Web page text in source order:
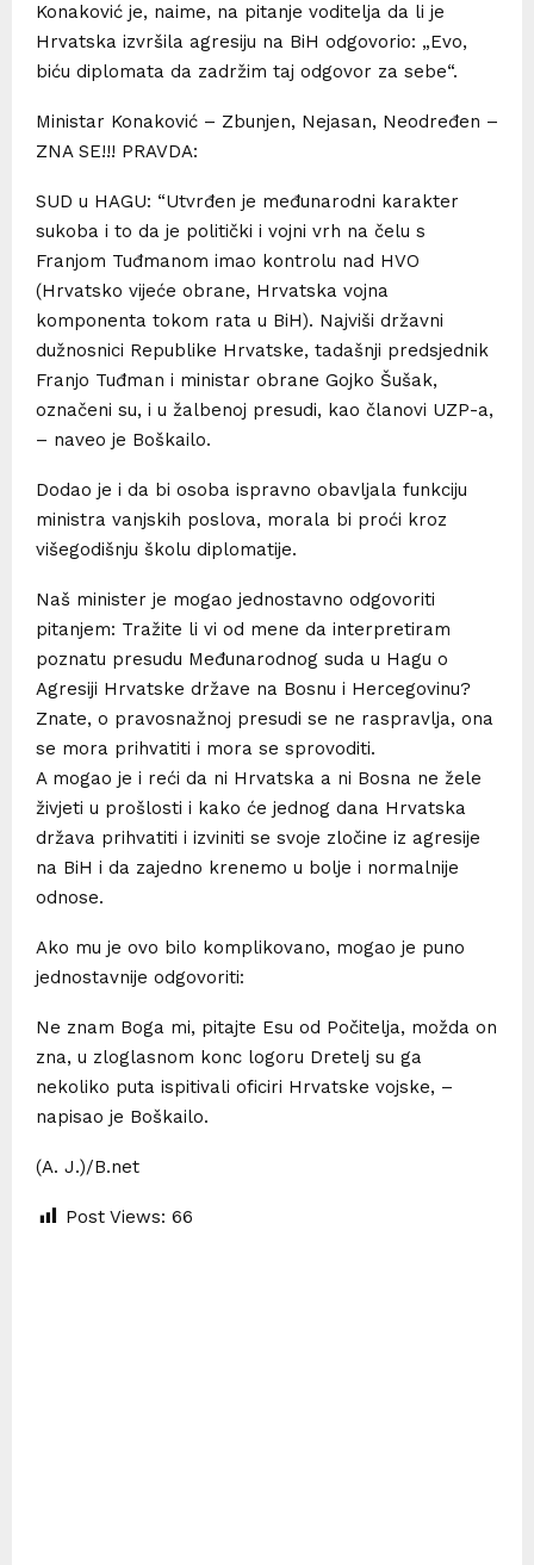
Konaković je, naime, na pitanje voditelja da li je
Hrvatska izvršila agresiju na BiH odgovorio: „Evo,
biću diplomata da zadržim taj odgovor za sebe“.
Ministar Konaković – Zbunjen, Nejasan, Neodređen –
ZNA SE!!! PRAVDA:
SUD u HAGU: “Utvrđen je međunarodni karakter
sukoba i to da je politički i vojni vrh na čelu s
Franjom Tuđmanom imao kontrolu nad HVO
(Hrvatsko vijeće obrane, Hrvatska vojna
komponenta tokom rata u BiH). Najviši državni
dužnosnici Republike Hrvatske, tadašnji predsjednik
Franjo Tuđman i ministar obrane Gojko Šušak,
označeni su, i u žalbenoj presudi, kao članovi UZP-a,
– naveo je Boškailo.
Dodao je i da bi osoba ispravno obavljala funkciju
ministra vanjskih poslova, morala bi proći kroz
višegodišnju školu diplomatije.
Naš minister je mogao jednostavno odgovoriti
pitanjem: Tražite li vi od mene da interpretiram
poznatu presudu Međunarodnog suda u Hagu o
Agresiji Hrvatske države na Bosnu i Hercegovinu?
Znate, o pravosnažnoj presudi se ne raspravlja, ona
se mora prihvatiti i mora se sprovoditi.
A mogao je i reći da ni Hrvatska a ni Bosna ne žele
živjeti u prošlosti i kako će jednog dana Hrvatska
država prihvatiti i izviniti se svoje zločine iz agresije
na BiH i da zajedno krenemo u bolje i normalnije
odnose.
Ako mu je ovo bilo komplikovano, mogao je puno
jednostavnije odgovoriti:
Ne znam Boga mi, pitajte Esu od Počitelja, možda on
zna, u zloglasnom konc logoru Dretelj su ga
nekoliko puta ispitivali oficiri Hrvatske vojske, –
napisao je Boškailo.
(A. J.)/B.net
Post Views: 66